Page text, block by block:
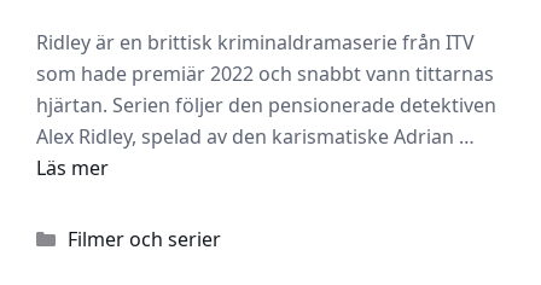
Ridley är en brittisk kriminaldramaserie från ITV
som hade premiär 2022 och snabbt vann tittarnas
hjärtan. Serien följer den pensionerade detektiven
Alex Ridley, spelad av den karismatiske Adrian …
Läs mer
Kategorier
Filmer och serier